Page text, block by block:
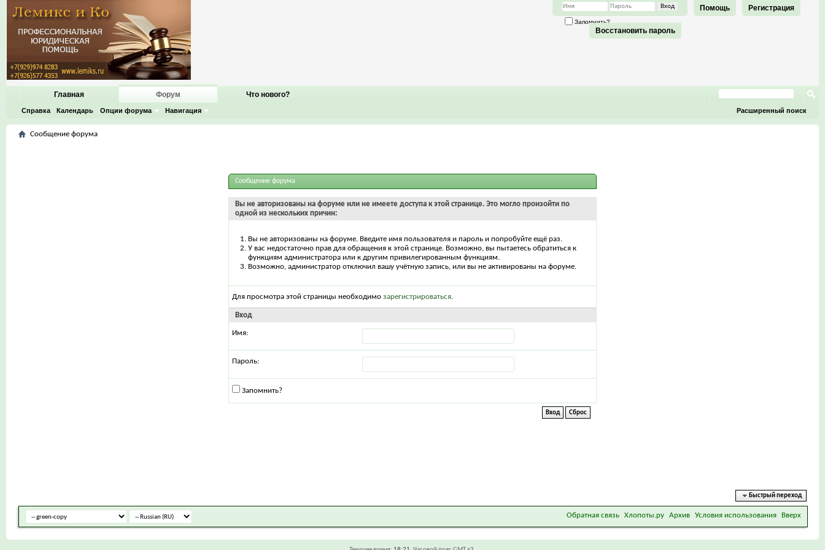
Регистрация
Помощь
Запомнить?
Восстановить пароль
Главная Форум
Справка Календарь Опции форума Навигация
Что нового?
Расширенный поиск
Сообщение форума
Сообщение форума
Вы не авторизованы на форуме или не имеете доступа к этой странице. Это могло произойти по
одной из нескольких причин:
Вы не авторизованы на форуме. Введите имя пользователя и пароль и попробуйте ещё раз.
У вас недостаточно прав для обращения к этой странице. Возможно, вы пытаетесь обратиться к
функциям администратора или к другим привилегированным функциям.
Возможно, администратор отключил вашу учётную запись, или вы не активированы на форуме.
Для просмотра этой страницы необходимо зарегистрироваться.
Вход
Имя:
Пароль:
Запомнить?
Быстрый переход
Обратная связь Хлопоты.ру Архив Условия использования Вверх